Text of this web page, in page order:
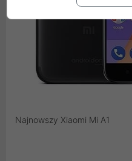
Najnowszy Xiaomi Mi A1